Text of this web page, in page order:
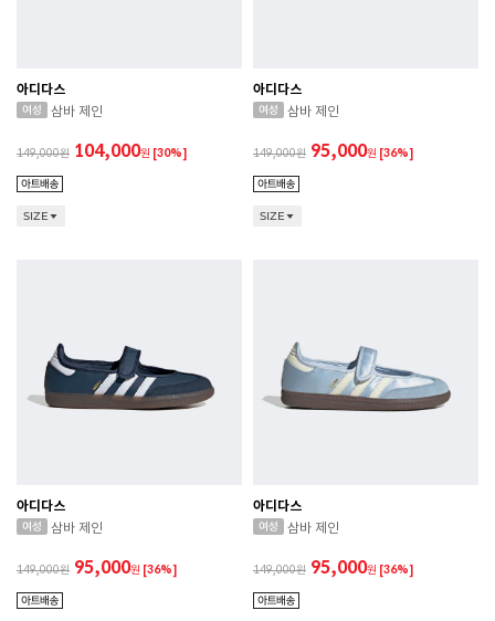
아디다스
삼바 제인
149,000 104,000원 [30%]
SIZE
아디다스
삼바 제인
149,000 95,000원 [36%]
SIZE
아디다스
삼바 제인
149,000 95,000원 [36%]
아디다스
삼바 제인
149,000 95,000원 [36%]